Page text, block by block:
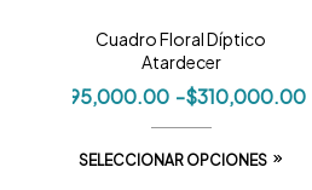
Cuadro Floral Díptico
Atardecer
95,000.00 -$310,000.00
SELECCIONAR OPCIONES